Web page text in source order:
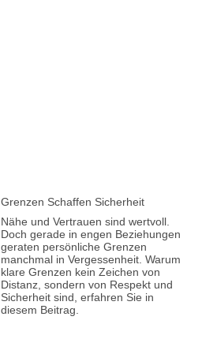
Grenzen Schaffen Sicherheit
Nähe und Vertrauen sind wertvoll.
Doch gerade in engen Beziehungen
geraten persönliche Grenzen
manchmal in Vergessenheit. Warum
klare Grenzen kein Zeichen von
Distanz, sondern von Respekt und
Sicherheit sind, erfahren Sie in
diesem Beitrag.